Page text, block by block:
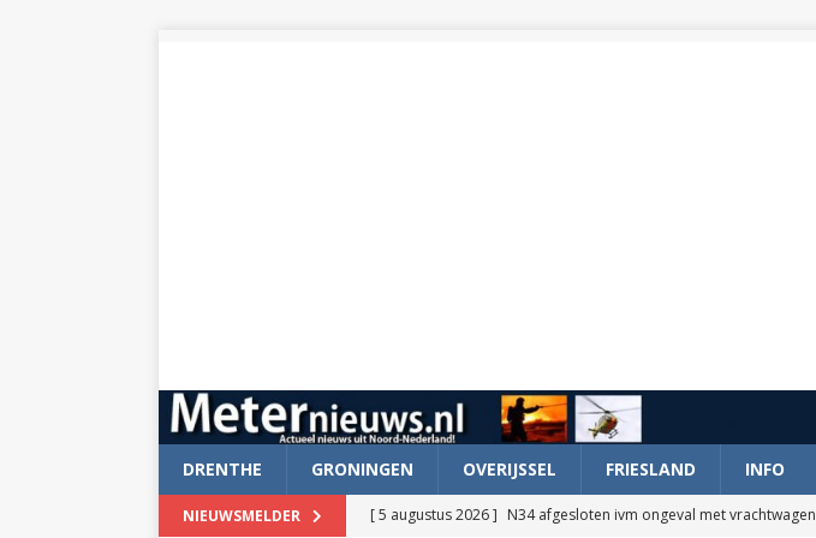
DRENTHE GRONINGEN OVERIJSSEL FRIESLAND INFO
NIEUWSMELDER [ 5 augustus 2026 ] N34 afgesloten ivm ongeval met vrachtwagen